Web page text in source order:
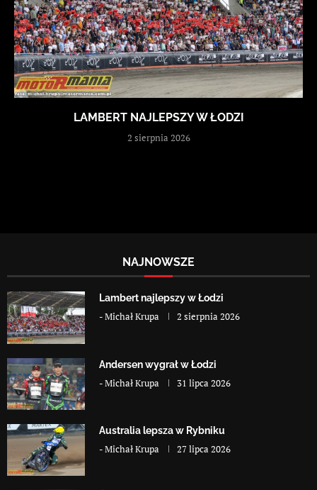
LAMBERT NAJLEPSZY W ŁODZI
2 sierpnia 2026
NAJNOWSZE
Lambert najlepszy w Łodzi
-Michał Krupa 2 sierpnia 2026
Andersen wygrał w Łodzi
-Michał Krupa 31 lipca 2026
Australia lepsza w Rybniku
-Michał Krupa 27 lipca 2026